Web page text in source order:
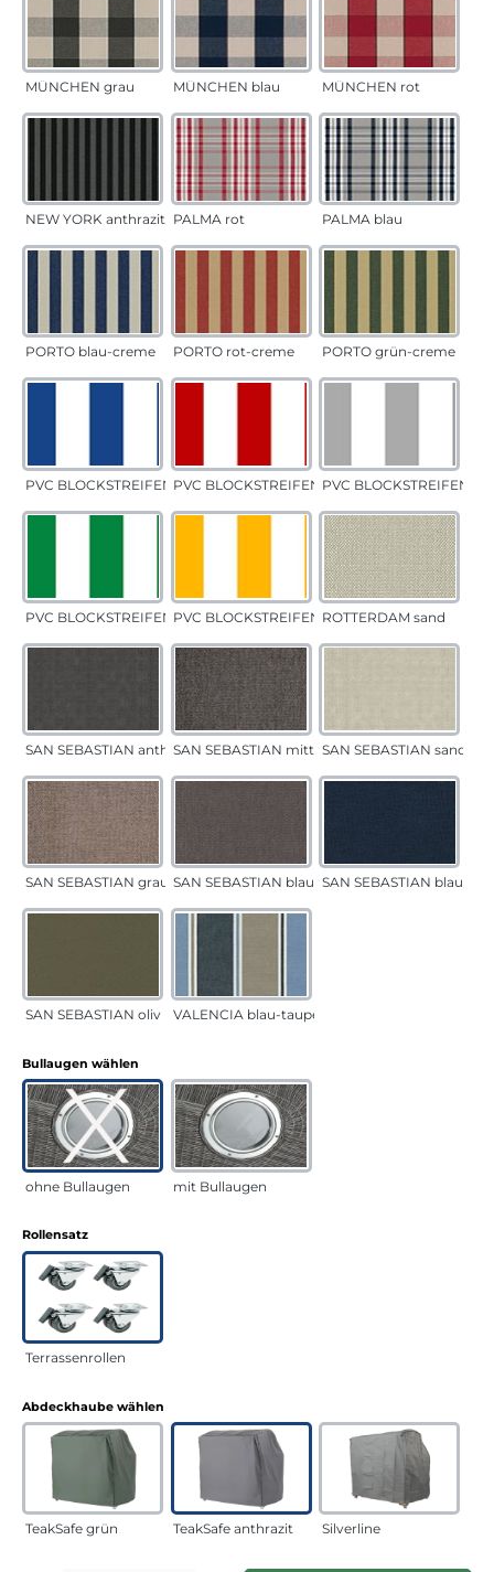
MÜNCHEN grau MÜNCHEN blau MÜNCHEN rot
NEW YORK anthrazit PALMA rot PALMA blau
PORTO blau-creme PORTO rot-creme PORTO grün-creme
PVC BLOCKSTREIFEN blauPVC BLOCKSTREIFEN rotPVC BLOCKSTREIFEN
PVC BLOCKSTREIFEN grünPVC BLOCKSTREIFEN gelbROTTERDAM sand
SAN SEBASTIAN anthrazitSAN SEBASTIAN mittelgrauSAN SEBASTIAN sand
SAN SEBASTIAN grau-sandSAN SEBASTIAN blau-sandSAN SEBASTIAN blau
SAN SEBASTIAN oliv VALENCIA blau-taupe
Bullaugen wählen
ohne Bullaugen mit Bullaugen
Rollensatzauswählen
Terrassenrollen
Abdeckhaube wählen
TeakSafe grün TeakSafe anthrazit Silverline